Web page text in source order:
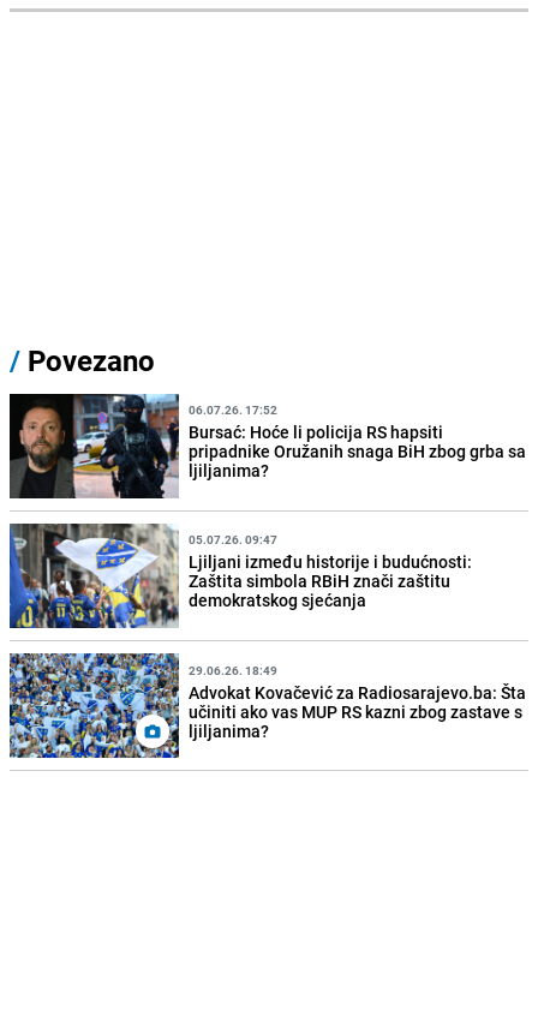
/ Povezano
06.07.26. 17:52
Bursać: Hoće li policija RS hapsiti
pripadnike Oružanih snaga BiH zbog grba sa
ljiljanima?
05.07.26. 09:47
Ljiljani između historije i budućnosti:
Zaštita simbola RBiH znači zaštitu
demokratskog sjećanja
29.06.26. 18:49
Advokat Kovačević za Radiosarajevo.ba: Šta
učiniti ako vas MUP RS kazni zbog zastave s
ljiljanima?